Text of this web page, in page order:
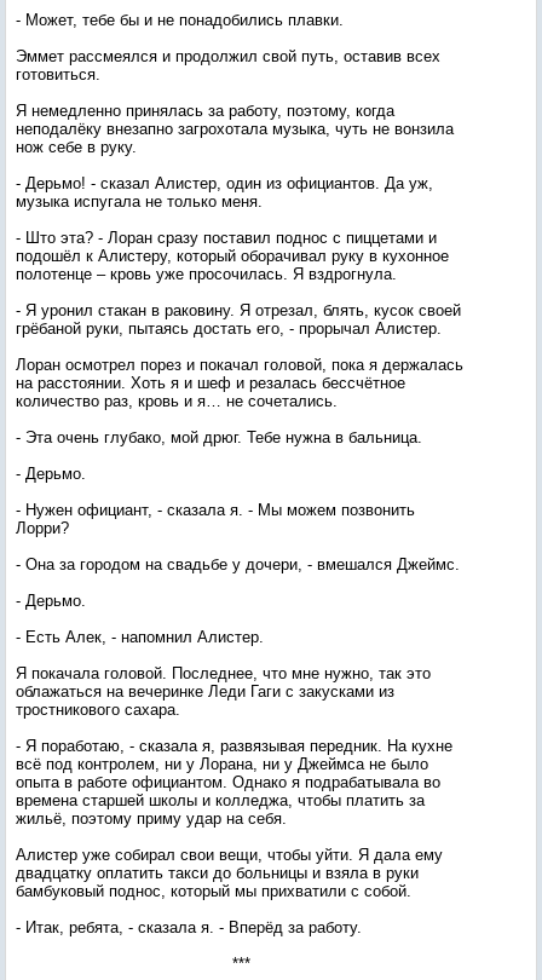
- Может, тебе бы и не понадобились плавки.
Эммет рассмеялся и продолжил свой путь, оставив всех
готовиться.
Я немедленно принялась за работу, поэтому, когда
неподалёку внезапно загрохотала музыка, чуть не вонзила
нож себе в руку.
- Дерьмо! - сказал Алистер, один из официантов. Да уж,
музыка испугала не только меня.
- Што эта? - Лоран сразу поставил поднос с пиццетами и
подошёл к Алистеру, который оборачивал руку в кухонное
полотенце – кровь уже просочилась. Я вздрогнула.
- Я уронил стакан в раковину. Я отрезал, блять, кусок своей
грёбаной руки, пытаясь достать его, - прорычал Алистер.
Лоран осмотрел порез и покачал головой, пока я держалась
на расстоянии. Хоть я и шеф и резалась бессчётное
количество раз, кровь и я… не сочетались.
- Эта очень глубако, мой дрюг. Тебе нужна в бальница.
- Дерьмо.
- Нужен официант, - сказала я. - Мы можем позвонить
Лорри?
- Она за городом на свадьбе у дочери, - вмешался Джеймс.
- Дерьмо.
- Есть Алек, - напомнил Алистер.
Я покачала головой. Последнее, что мне нужно, так это
облажаться на вечеринке Леди Гаги с закусками из
тростникового сахара.
- Я поработаю, - сказала я, развязывая передник. На кухне
всё под контролем, ни у Лорана, ни у Джеймса не было
опыта в работе официантом. Однако я подрабатывала во
времена старшей школы и колледжа, чтобы платить за
жильё, поэтому приму удар на себя.
Алистер уже собирал свои вещи, чтобы уйти. Я дала ему
двадцатку оплатить такси до больницы и взяла в руки
бамбуковый поднос, который мы прихватили с собой.
- Итак, ребята, - сказала я. - Вперёд за работу.
***